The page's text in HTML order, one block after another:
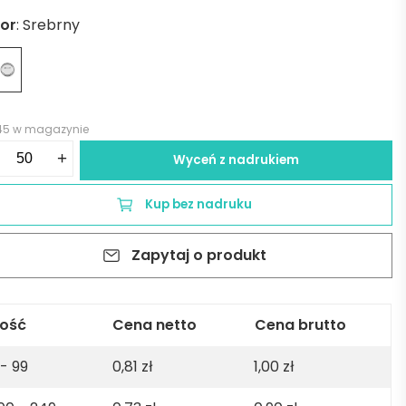
: Srebrny
w magazynie
+ Wyceń z nadrukiem
Kup bez nadruku
Zapytaj o produkt
Cena netto
Cena brutto
- 99
0,81 zł 1,00 zł